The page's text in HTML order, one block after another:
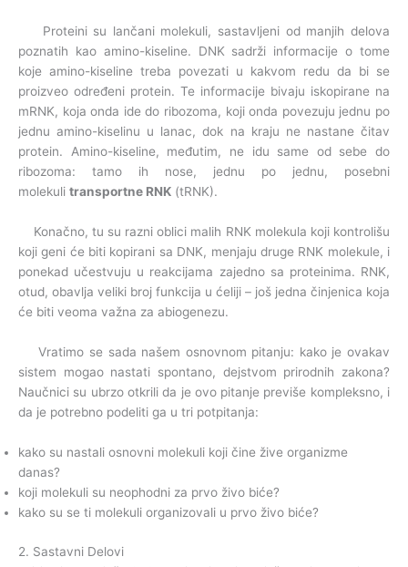
Proteini su lančani molekuli, sastavljeni od manjih delova
poznatih kao amino-kiseline. DNK sadrži informacije o tome
koje amino-kiseline treba povezati u kakvom redu da bi se
proizveo određeni protein. Te informacije bivaju iskopirane na
mRNK, koja onda ide do ribozoma, koji onda povezuju jednu po
jednu amino-kiselinu u lanac, dok na kraju ne nastane čitav
protein. Amino-kiseline, međutim, ne idu same od sebe do
ribozoma: tamo ih nose, jednu po jednu, posebni
molekuli transportne RNK (tRNK).
Konačno, tu su razni oblici malih RNK molekula koji kontrolišu
koji geni će biti kopirani sa DNK, menjaju druge RNK molekule, i
ponekad učestvuju u reakcijama zajedno sa proteinima. RNK,
otud, obavlja veliki broj funkcija u ćeliji – još jedna činjenica koja
će biti veoma važna za abiogenezu.
Vratimo se sada našem osnovnom pitanju: kako je ovakav
sistem mogao nastati spontano, dejstvom prirodnih zakona?
Naučnici su ubrzo otkrili da je ovo pitanje previše kompleksno, i
da je potrebno podeliti ga u tri potpitanja:
kako su nastali osnovni molekuli koji čine žive organizme
danas?
koji molekuli su neophodni za prvo živo biće?
kako su se ti molekuli organizovali u prvo živo biće?
2. Sastavni Delovi